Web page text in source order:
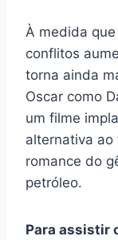
À medida
conflitos
torna ainda
Oscar como
um filme
alternativa
romance do
petróleo.
Para assistir